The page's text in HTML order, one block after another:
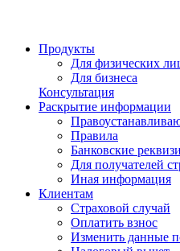
Продукты
Для физических
Для бизнеса
Консультация
Раскрытие информации
Правила
Банковские
Для получателей
Иная информация
Клиентам
Страховой случай
Оплатить взнос
Изменить данные